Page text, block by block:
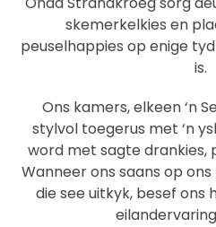
skemerkelkies en
peuselhappies op enige
is.
Ons kamers, elkeen ‘n
stylvol toegerus met ‘n
word met sagte drankies,
Wanneer ons saans op
die see uitkyk, besef ons